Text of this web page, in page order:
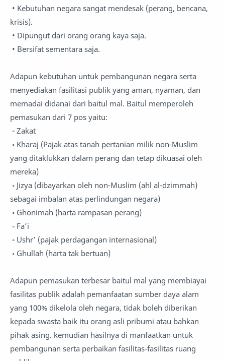
• Kebutuhan negara sangat mendesak (perang, bencana,
krisis).
• Dipungut dari orang orang kaya saja.
• Bersifat sementara saja.
Adapun kebutuhan untuk pembangunan negara serta
menyediakan fasilitasi publik yang aman, nyaman, dan
memadai didanai dari baitul mal. Baitul memperoleh
pemasukan dari 7 pos yaitu:
◦ Zakat
◦ Kharaj (Pajak atas tanah pertanian milik non-Muslim
yang ditaklukkan dalam perang dan tetap dikuasai oleh
mereka)
◦ Jizya (dibayarkan oleh non-Muslim (ahl al-dzimmah)
sebagai imbalan atas perlindungan negara)
◦ Ghonimah (harta rampasan perang)
◦ Fa’i
◦ Ushr’ (pajak perdagangan internasional)
◦ Ghullah (harta tak bertuan)
Adapun pemasukan terbesar baitul mal yang membiayai
fasilitas publik adalah pemanfaatan sumber daya alam
yang 100% dikelola oleh negara, tidak boleh diberikan
kepada swasta baik itu orang asli pribumi atau bahkan
pihak asing. kemudian hasilnya di manfaatkan untuk
pembangunan serta perbaikan fasilitas-fasilitas ruang